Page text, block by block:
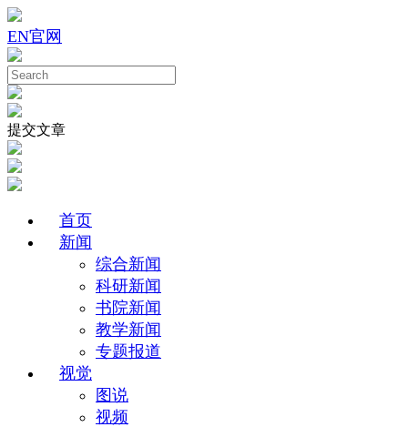
EN官网
提交文章
首页
新闻
综合新闻
科研新闻
书院新闻
教学新闻
专题报道
视觉
图说
视频